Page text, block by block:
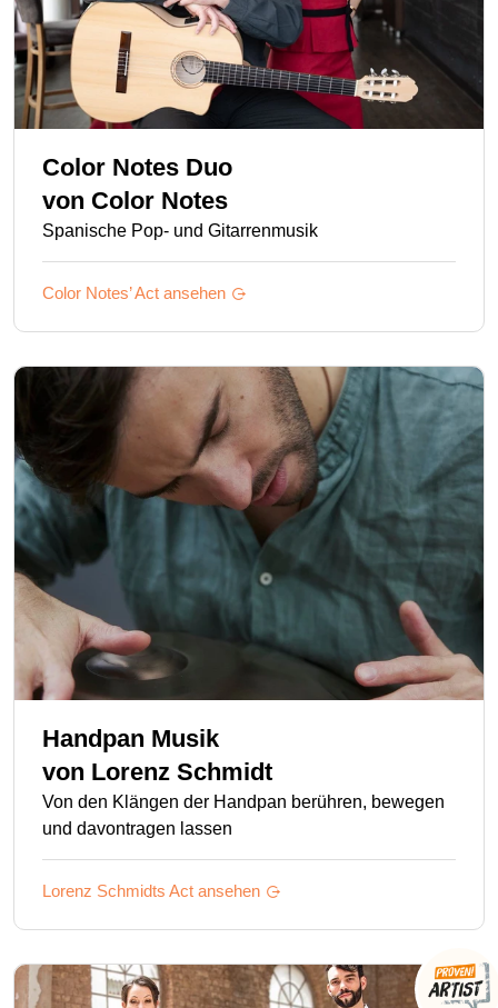
Color Notes Duo
von Color Notes
Spanische Pop- und Gitarrenmusik
Color Notes’Act ansehen
Handpan Musik
von Lorenz Schmidt
Von den Klängen der Handpan berühren, bewegen
und davontragen lassen
Lorenz Schmidts Act ansehen